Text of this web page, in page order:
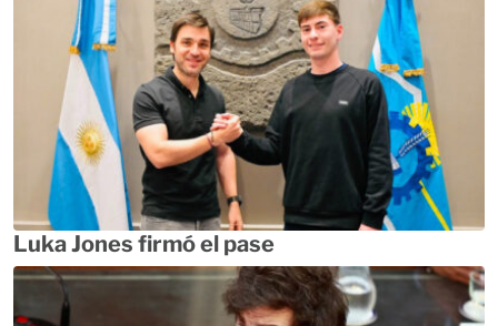
Luka Jones firmó el pase